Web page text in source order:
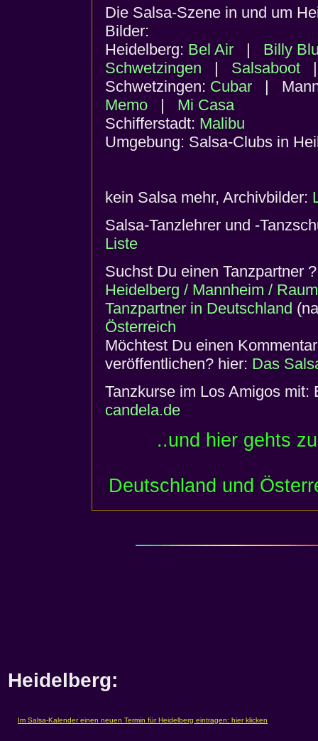
Die Salsa-Szene in und um
Bilder:
Heidelberg: Bel Air | Billy
Schwetzingen | Salsaboot
Schwetzingen: Cubar |
Memo | Mi Casa
Schifferstadt: Malibu
Umgebung: Salsa-Clubs in
kein Salsa mehr, Archivbilder:
Salsa-Tanzlehrer und -
Liste
Suchst Du einen
Heidelberg / Mannheim /
Tanzpartner in Deutschland
Österreich
Möchtest Du einen
veröffentlichen? hier: Das
Tanzkurse im Los Amigos
candela.de
..und hier gehts
Deutschland und
Heidelberg: